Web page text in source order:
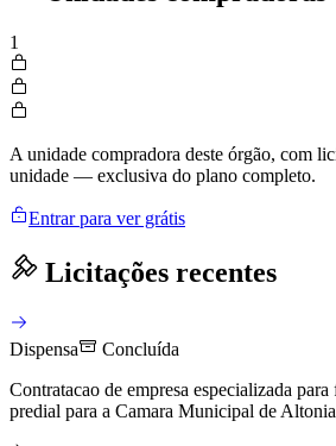
1
A unidade compradora deste órgão, com
unidade — exclusiva do plano completo.
Entrar para ver grátis
Licitações recentes
Dispensa
Concluída
Contratacao de empresa especializada
predial para a Camara Municipal de